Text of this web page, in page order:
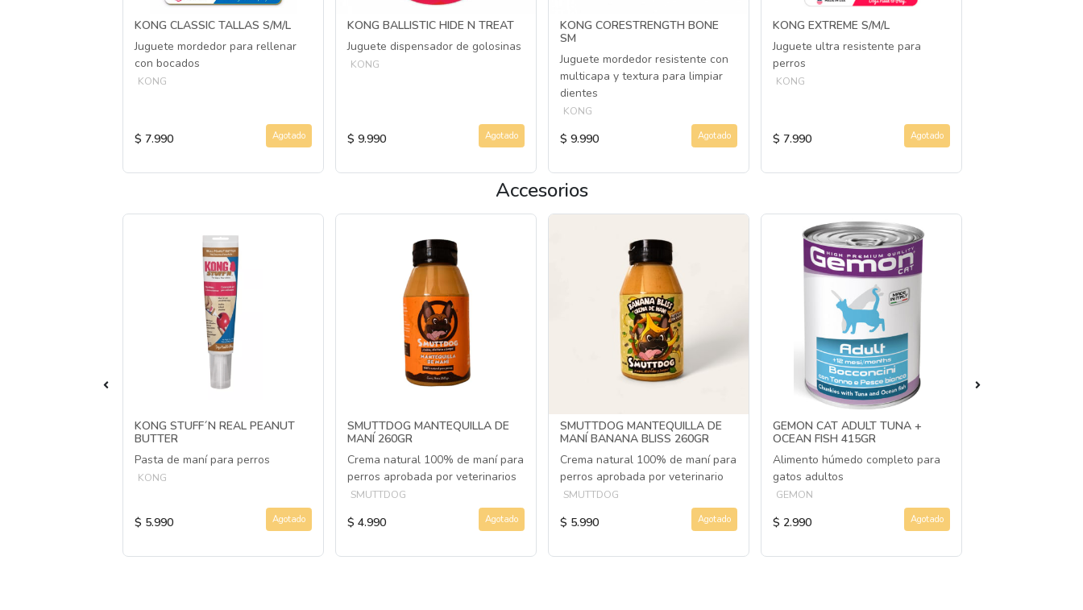
KONG CLASSIC TALLAS S/M/L
Juguete mordedor para rellenar
con bocados
KONG
$ 7.990 Agotado
KONG BALLISTIC HIDE N TREAT
Juguete dispensador de golosinas
KONG
$ 9.990 Agotado
KONG CORESTRENGTH BONE
SM
Juguete mordedor resistente con
multicapa y textura para limpiar
dientes
KONG
$ 9.990 Agotado
KONG EXTREME S/M/L
Juguete ultra resistente para
perros
KONG
$ 7.990 Agotado
Accesorios
KONG STUFF´N REAL PEANUT
BUTTER
Pasta de maní para perros
KONG
$ 5.990 Agotado
SMUTTDOG MANTEQUILLA DE
MANÍ 260GR
Crema natural 100% de maní para
perros aprobada por veterinarios
SMUTTDOG
$ 4.990 Agotado
SMUTTDOG MANTEQUILLA DE
MANÍ BANANA BLISS 260GR
Crema natural 100% de maní para
perros aprobada por veterinario
SMUTTDOG
$ 5.990 Agotado
GEMON CAT ADULT TUNA +
OCEAN FISH 415GR
Alimento húmedo completo para
gatos adultos
GEMON
$ 2.990 Agotado